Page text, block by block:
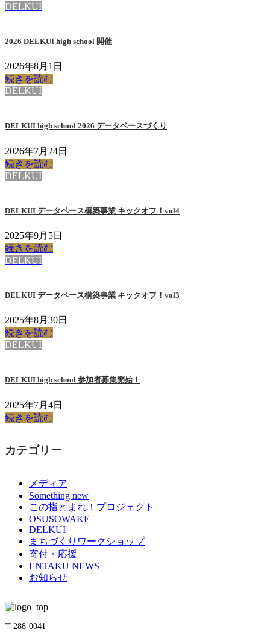
DELKUI
2026 DELKUI high school 開催
2026年8月1日
続きを読む
DELKUI
DELKUI high school 2026 データベースづくり
2026年7月24日
続きを読む
DELKUI
DELKUI データベース構築事業 キックオフ！vol4
2025年9月5日
続きを読む
DELKUI
DELKUI データベース構築事業 キックオフ！vol3
2025年8月30日
続きを読む
DELKUI
DELKUI high school 参加者募集開始！
2025年7月4日
続きを読む
カテゴリー
メディア
Something new
この指とまれ！プロジェクト
OSUSOWAKE
DELKUI
まちづくりワークショップ
寄付・応援
ENTAKU NEWS
お知らせ
〒288-0041